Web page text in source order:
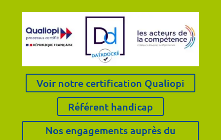
Voir notre certification Qualiopi
Référent handicap
Nos engagements auprès du